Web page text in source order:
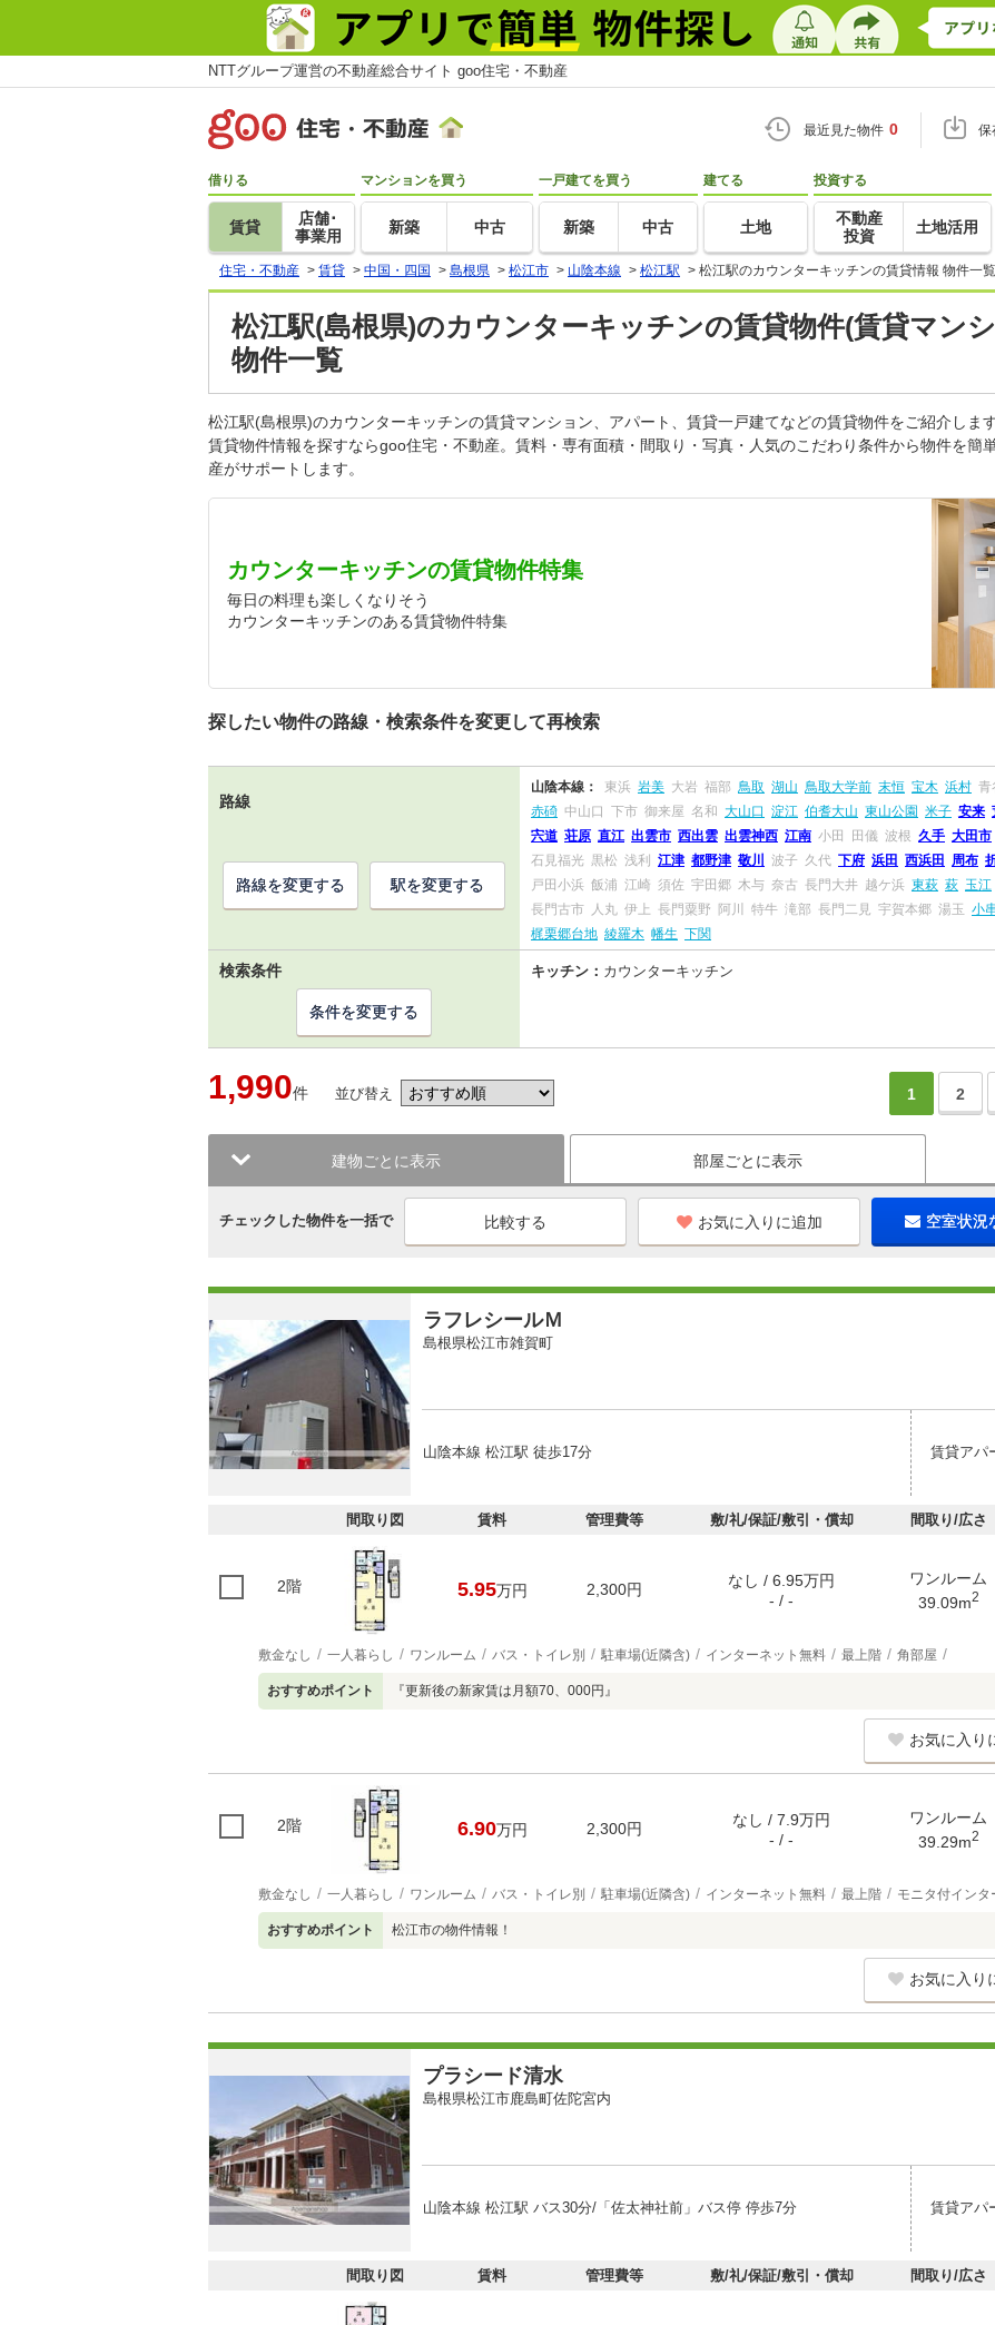
NTTグループ運営の不動産総合サイト goo住宅・不動産
最近見た物件 0 保
借りる
賃貸
店舗･
事業用
マンションを買う
新築 中古
一戸建てを買う
新築 中古
建てる
土地
投資する
不動産
投資
土地活用
住宅・不動産 > 賃貸 > 中国・四国 > 島根県 > 松江市 > 山陰本線 > 松江駅 > 松江駅のカウンターキッチンの賃貸情報 物件一覧
松江駅(島根県)のカウンターキッチンの賃貸物件(賃貸マン
物件一覧
松江駅(島根県)のカウンターキッチンの賃貸マンション、アパート、賃貸一戸建てなどの賃貸物件をご紹介しま
賃貸物件情報を探すならgoo住宅・不動産。賃料・専有面積・間取り・写真・人気のこだわり条件から物件を簡
産がサポートします。
カウンターキッチンの賃貸物件特集
毎日の料理も楽しくなりそう
カウンターキッチンのある賃貸物件特集
探したい物件の路線・検索条件を変更して再検索
路線
山陰本線： 東浜 岩美 大岩 福部 鳥取 湖山 鳥取大学前 末恒 宝木 浜村 青
赤碕 中山口 下市 御来屋 名和 大山口 淀江 伯耆大山 東山公園 米子 安来
宍道 荘原 直江 出雲市 西出雲 出雲神西 江南 小田 田儀 波根 久手 大田市
石見福光 黒松 浅利 江津 都野津 敬川 波子 久代 下府 浜田 西浜田 周布
戸田小浜 飯浦 江崎 須佐 宇田郷 木与 奈古 長門大井 越ケ浜 東萩 萩 玉江
長門古市 人丸 伊上 長門粟野 阿川 特牛 滝部 長門二見 宇賀本郷 湯玉 小
梶栗郷台地 綾羅木 幡生 下関
路線を変更する 駅を変更する
検索条件 キッチン： カウンターキッチン
条件を変更する
1,990件 並び替え 1 2
建物ごとに表示 部屋ごとに表示
チェックした物件を一括で お気に入りに追加 空室状況
ラフレシールＭ
島根県松江市雑賀町
山陰本線 松江駅 徒歩17分 賃貸アパ
間取り図 賃料 管理費等 敷/礼/保証/敷引・償却 間取り/広さ
2階 5.95万円 2,300円
なし / 6.95万円
- / -
ワンルーム
39.09m2
敷金なし 一人暮らし ワンルーム バス・トイレ別 駐車場(近隣含) インターネット無料 最上階 角部屋
おすすめポイント 『更新後の新家賃は月額70、000円』
お気に入り
2階 6.90万円 2,300円
なし / 7.9万円
- / -
ワンルーム
39.29m2
敷金なし 一人暮らし ワンルーム バス・トイレ別 駐車場(近隣含) インターネット無料 最上階 モニタ付インタ
おすすめポイント 松江市の物件情報！
お気に入り
プラシード清水
島根県松江市鹿島町佐陀宮内
山陰本線 松江駅 バス30分/「佐太神社前」バス停 停歩7分 賃貸アパ
間取り図 賃料 管理費等 敷/礼/保証/敷引・償却 間取り/広さ